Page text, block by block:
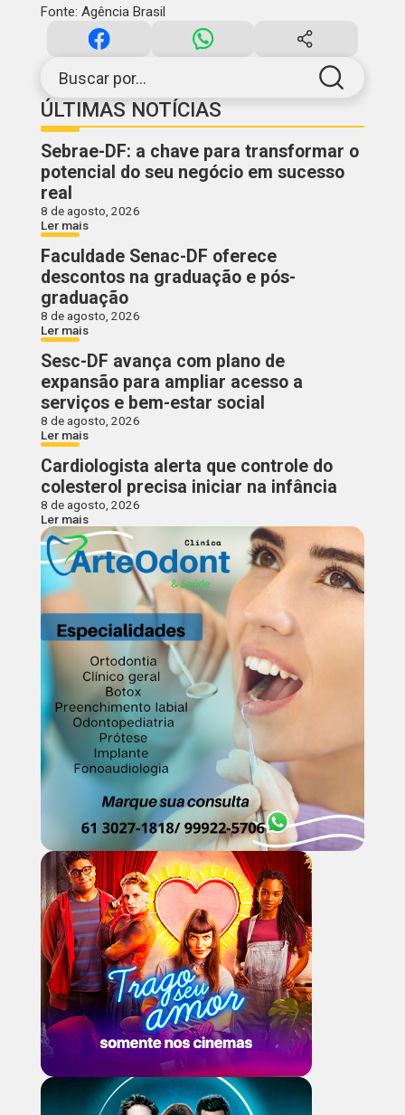
Buscar por...
ÚLTIMAS NOTÍCIAS
Sebrae-DF: a chave para transformar o
potencial do seu negócio em sucesso
real
8 de agosto, 2026
Ler mais
Faculdade Senac-DF oferece
descontos na graduação e pós-
graduação
8 de agosto, 2026
Ler mais
Sesc-DF avança com plano de
expansão para ampliar acesso a
serviços e bem-estar social
8 de agosto, 2026
Ler mais
Cardiologista alerta que controle do
colesterol precisa iniciar na infância
8 de agosto, 2026
Ler mais
Fonte: Agência Brasil